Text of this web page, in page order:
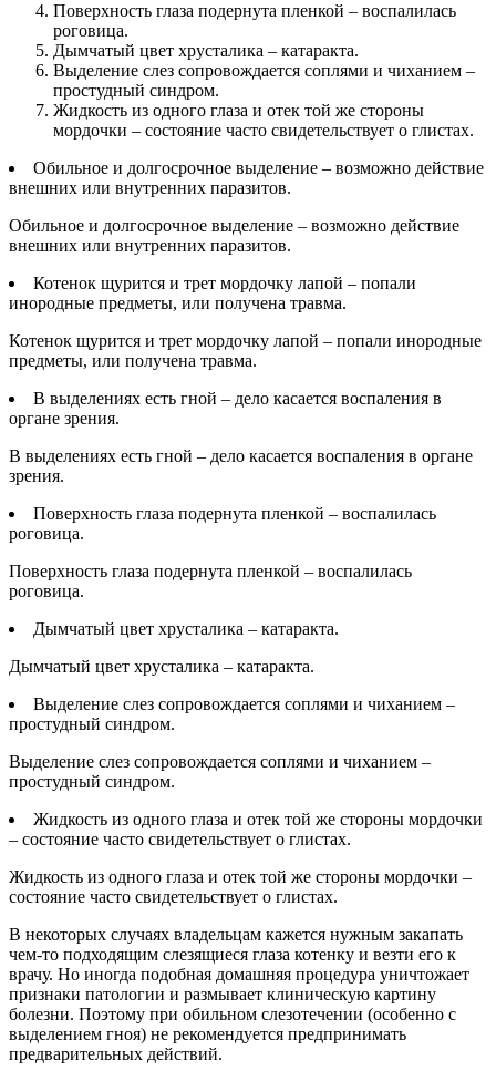
Поверхность глаза подернута пленкой – воспалилась
роговица.
Дымчатый цвет хрусталика – катаракта.
Выделение слез сопровождается соплями и чиханием –
простудный синдром.
Жидкость из одного глаза и отек той же стороны
мордочки – состояние часто свидетельствует о глистах.
Обильное и долгосрочное выделение – возможно действие
внешних или внутренних паразитов.
Обильное и долгосрочное выделение – возможно действие
внешних или внутренних паразитов.
Котенок щурится и трет мордочку лапой – попали
инородные предметы, или получена травма.
Котенок щурится и трет мордочку лапой – попали инородные
предметы, или получена травма.
В выделениях есть гной – дело касается воспаления в
органе зрения.
В выделениях есть гной – дело касается воспаления в органе
зрения.
Поверхность глаза подернута пленкой – воспалилась
роговица.
Поверхность глаза подернута пленкой – воспалилась
роговица.
Дымчатый цвет хрусталика – катаракта.
Дымчатый цвет хрусталика – катаракта.
Выделение слез сопровождается соплями и чиханием –
простудный синдром.
Выделение слез сопровождается соплями и чиханием –
простудный синдром.
Жидкость из одного глаза и отек той же стороны мордочки
– состояние часто свидетельствует о глистах.
Жидкость из одного глаза и отек той же стороны мордочки –
состояние часто свидетельствует о глистах.
В некоторых случаях владельцам кажется нужным закапать
чем-то подходящим слезящиеся глаза котенку и везти его к
врачу. Но иногда подобная домашняя процедура уничтожает
признаки патологии и размывает клиническую картину
болезни. Поэтому при обильном слезотечении (особенно с
выделением гноя) не рекомендуется предпринимать
предварительных действий.